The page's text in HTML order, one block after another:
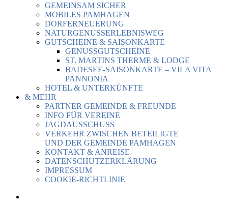
GEMEINSAM SICHER
MOBILES PAMHAGEN
DORFERNEUERUNG
NATURGENUSSERLEBNISWEG
GUTSCHEINE & SAISONKARTE
GENUSSGUTSCHEINE
ST. MARTINS THERME & LODGE
BADESEE-SAISONKARTE – VILA VITA
PANNONIA
HOTEL & UNTERKÜNFTE
& MEHR
PARTNER GEMEINDE & FREUNDE
INFO FÜR VEREINE
JAGDAUSSCHUSS
VERKEHR ZWISCHEN BETEILIGTE
UND DER GEMEINDE PAMHAGEN
KONTAKT & ANREISE
DATENSCHUTZERKLÄRUNG
IMPRESSUM
COOKIE-RICHTLINIE